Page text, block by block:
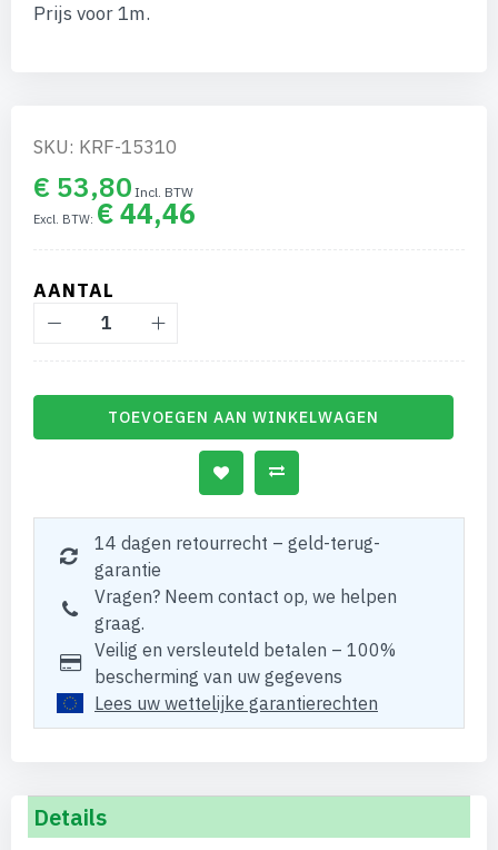
afbeeldingen-
Prijs voor 1m.
SKU: KRF-15310
€ 53,80
€ 44,46
AANTAL
TOEVOEGEN AAN WINKELWAGEN
14 dagen retourrecht – geld-terug-
garantie
Vragen? Neem contact op, we helpen
graag.
Veilig en versleuteld betalen – 100%
bescherming van uw gegevens
Lees uw wettelijke garantierechten
Details